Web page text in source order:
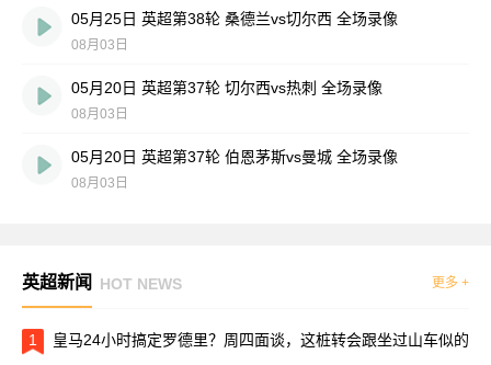
05月25日 英超第38轮 桑德兰vs切尔西 全场录像
08月03日
05月20日 英超第37轮 切尔西vs热刺 全场录像
08月03日
05月20日 英超第37轮 伯恩茅斯vs曼城 全场录像
08月03日
英超新闻 HOT NEWS 更多 +
1 皇马24小时搞定罗德里？周四面谈，这桩转会跟坐过山车似的